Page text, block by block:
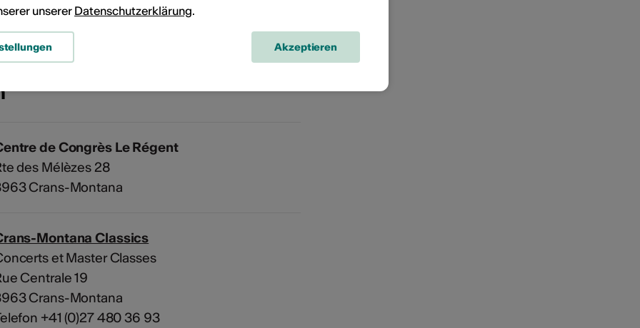
Ihrem persönlichen Kalender hinzuzufügen.
de Congrès Le Régent
des Mélèzes 28
Crans-Montana
Montana Classics
et Master Classes
Centrale 19
Crans-Montana
+41 (0)27 480 36 93
unserer Datenschutzerklärung.
Akzeptieren